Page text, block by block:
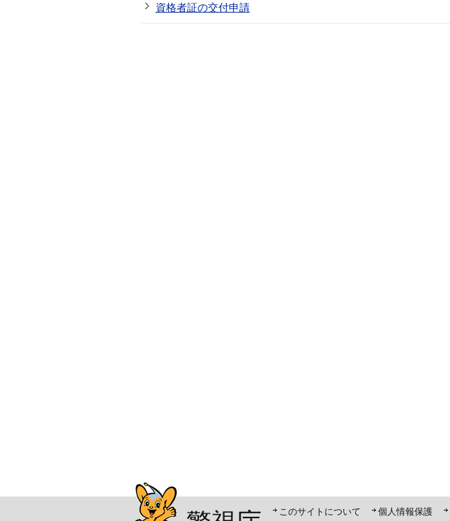
資格者証の交付申請
このサイトについて 個人情報保護